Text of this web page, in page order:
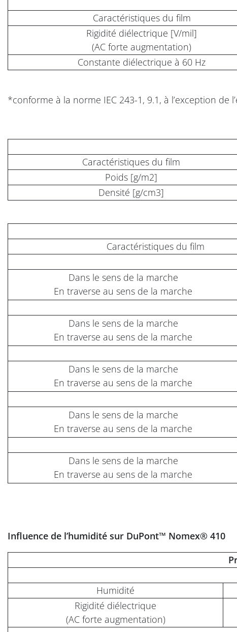
Caractéristiques du film
Rigidité diélectrique [V/mil]
(AC forte augmentation)
Constante diélectrique à 60 Hz
*conforme à la norme IEC 243-1, 9.1, à l’exception de
Caractéristiques du film
Poids [g/m2]
Densité [g/cm3]
Caractéristiques du film
Dans le sens de la marche
En traverse au sens de la marche
Dans le sens de la marche
En traverse au sens de la marche
Dans le sens de la marche
En traverse au sens de la marche
Dans le sens de la marche
En traverse au sens de la marche
Dans le sens de la marche
En traverse au sens de la marche
Influence de l’humidité sur DuPont™ Nomex® 410
Humidité
Rigidité diélectrique
(AC forte augmentation)